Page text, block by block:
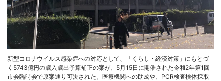
新型コロナウイルス感染症への対応として、「くらし・経済対策」にもとづ
く5743億円の歳入歳出予算補正の案が、5月15日に開催された令和2年第1回
市会臨時会で原案通り可決された。医療機関への助成や、PCR検査検体採取